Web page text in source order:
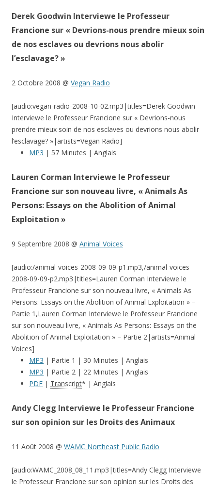
Derek Goodwin Interviewe le Professeur
Francione sur « Devrions-nous prendre mieux soin
de nos esclaves ou devrions nous abolir
l’esclavage? »
2 Octobre 2008 @ Vegan Radio
[audio:vegan-radio-2008-10-02.mp3|titles=Derek Goodwin
Interviewe le Professeur Francione sur « Devrions-nous
prendre mieux soin de nos esclaves ou devrions nous abolir
l’esclavage? »|artists=Vegan Radio]
MP3 | 57 Minutes | Anglais
Lauren Corman Interviewe le Professeur
Francione sur son nouveau livre, « Animals As
Persons: Essays on the Abolition of Animal
Exploitation »
9 Septembre 2008 @ Animal Voices
[audio:/animal-voices-2008-09-09-p1.mp3,/animal-voices-
2008-09-09-p2.mp3|titles=Lauren Corman Interviewe le
Professeur Francione sur son nouveau livre, « Animals As
Persons: Essays on the Abolition of Animal Exploitation » –
Partie 1,Lauren Corman Interviewe le Professeur Francione
sur son nouveau livre, « Animals As Persons: Essays on the
Abolition of Animal Exploitation » – Partie 2|artists=Animal
Voices]
MP3 | Partie 1 | 30 Minutes | Anglais
MP3 | Partie 2 | 22 Minutes | Anglais
PDF | Transcript* | Anglais
Andy Clegg Interviewe le Professeur Francione
sur son opinion sur les Droits des Animaux
11 Août 2008 @ WAMC Northeast Public Radio
[audio:WAMC_2008_08_11.mp3|titles=Andy Clegg Interviewe
le Professeur Francione sur son opinion sur les Droits des